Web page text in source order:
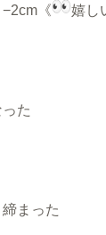
《 嬉し
た
まった